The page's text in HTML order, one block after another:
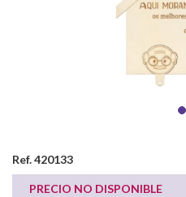
Ref. 420133
PRECIO NO DISPONIBLE